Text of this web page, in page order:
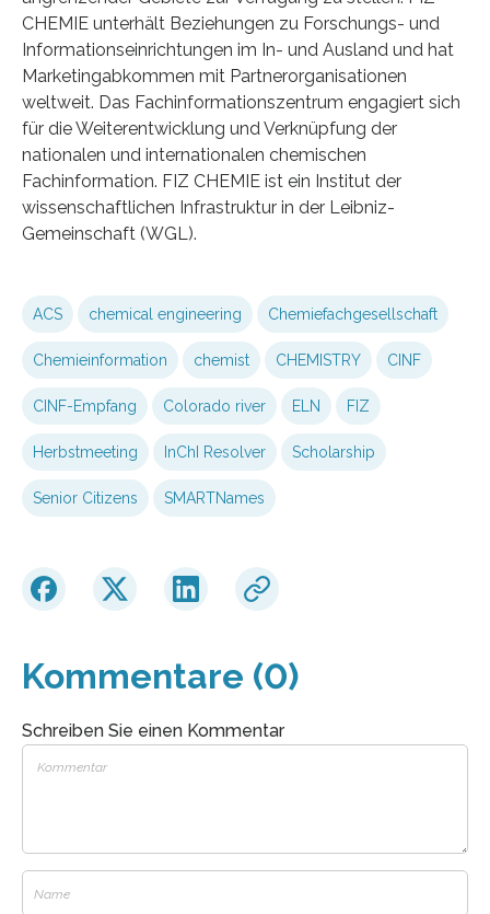
CHEMIE unterhält Beziehungen zu Forschungs- und
Informationseinrichtungen im In- und Ausland und hat
Marketingabkommen mit Partnerorganisationen
weltweit. Das Fachinformationszentrum engagiert sich
für die Weiterentwicklung und Verknüpfung der
nationalen und internationalen chemischen
Fachinformation. FIZ CHEMIE ist ein Institut der
wissenschaftlichen Infrastruktur in der Leibniz-
Gemeinschaft (WGL).
ACS chemical engineering Chemiefachgesellschaft
Chemieinformation chemist CHEMISTRY CINF
CINF-Empfang Colorado river ELN FIZ
Herbstmeeting InChI Resolver Scholarship
Senior Citizens SMARTNames
Kommentare (0)
Schreiben Sie einen Kommentar